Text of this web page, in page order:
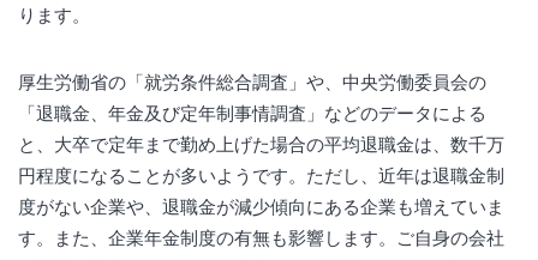
ります。
厚生労働省の「就労条件総合調査」や、中央労働委員会の
「退職金、年金及び定年制事情調査」などのデータによる
と、大卒で定年まで勤め上げた場合の平均退職金は、数千万
円程度になることが多いようです。ただし、近年は退職金制
度がない企業や、退職金が減少傾向にある企業も増えていま
す。また、企業年金制度の有無も影響します。ご自身の会社